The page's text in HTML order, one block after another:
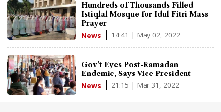
Hundreds of Thousands Filled
Istiqlal Mosque for Idul Fitri Mass
Prayer
News 14:41 | May 02, 2022
Gov't Eyes Post-Ramadan
Endemic, Says Vice President
News 21:15 | Mar 31, 2022